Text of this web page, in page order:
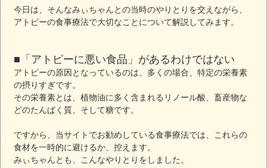
今日は、そんなみぃちゃんとの当時のやりとりを交えながら、
アトピーの食事療法で大切なことについて解説してみます。
■「アトピーに悪い食品」があるわけではない
アトピーの原因となっているのは、多くの場合、特定の栄養素
の摂りすぎです。
その栄養素とは、植物油に多く含まれるリノール酸、畜産物な
どのたんぱく質、そして糖です。
ですから、当サイトでお勧めしている食事療法では、これらの
食材を一時的に避けるか、控えます。
みぃちゃんとも、こんなやりとりをしました。